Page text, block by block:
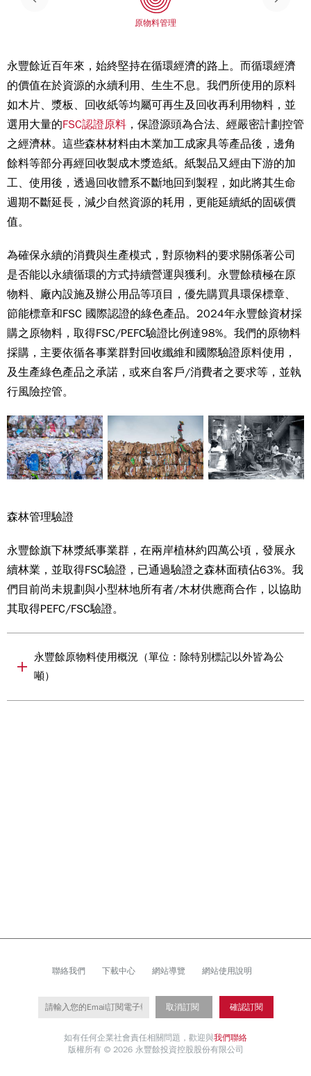
原物料管理
永豐餘近百年來，始終堅持在循環經濟的路上。而循環經濟
的價值在於資源的永續利用、生生不息。我們所使用的原料
如木片、漿板、回收紙等均屬可再生及回收再利用物料，並
選用大量的FSC認證原料 ，保證源頭為合法、經嚴密計劃控管
之經濟林。這些森林材料由木業加工成家具等產品後，邊角
餘料等部分再經回收製成木漿造紙。紙製品又經由下游的加
工、使用後，透過回收體系不斷地回到製程，如此將其生命
週期不斷延長，減少自然資源的耗用，更能延續紙的固碳價
值。
為確保永續的消費與生產模式，對原物料的要求關係著公司
是否能以永續循環的方式持續營運與獲利。永豐餘積極在原
物料、廠內設施及辦公用品等項目，優先購買具環保標章、
節能標章和FSC 國際認證的綠色產品。2024年永豐餘資材採
購之原物料， 取得FSC/PEFC驗證比例達98%。我們的原物料
採購，主要依循各事業群對回收纖維和國際驗證原料使用，
及生產綠色產品之承諾，或來自客戶/消費者之要求等，並執
行風險控管。
森林管理驗證
永豐餘旗下林漿紙事業群，在兩岸植林約四萬公頃，發展永
續林業，並取得FSC驗證，已通過驗證之森林面積佔63%。我
們目前尚未規劃與小型林地所有者/木材供應商合作，以協助
其取得PEFC/FSC驗證。
永豐餘原物料使用概況（單位：除特別標記以外皆為公
噸）
聯絡我們 下載中心 網站導覽 網站使用說明
取消訂閱 確認訂閱
如有任何企業社會責任相關問題，歡迎與我們聯絡
版權所有 © 2026 永豐餘投資控股股份有限公司